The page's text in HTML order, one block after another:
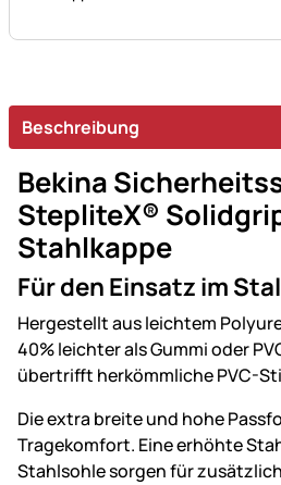
Beschreibung
Bekina
StepliteX®
Stahlkappe
Für den Einsatz im
Hergestellt aus leichtem
40% leichter als Gummi oder
übertrifft herkömmliche PVC-
Die extra breite und hohe
Tragekomfort. Eine erhöhte
Stahlsohle sorgen für